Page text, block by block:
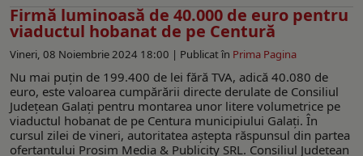
Firmă luminoasă de 40.000 de euro pentru
viaductul hobanat de pe Centură
Vineri, 08 Noiembrie 2024 18:00 | Publicat în Prima Pagina
Nu mai puțin de 199.400 de lei fără TVA, adică 40.080 de
euro, este valoarea cumpărării directe derulate de Consiliul
Județean Galați pentru montarea unor litere volumetrice pe
viaductul hobanat de pe Centura municipiului Galați. În
cursul zilei de vineri, autoritatea aștepta răspunsul din partea
ofertantului Prosim Media & Publicity SRL. Consiliul Județean